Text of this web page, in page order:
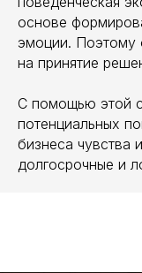
основе
эмоции. Поэтому
на принятие
С помощью этой
потенциальных
бизнеса чувства
долгосрочные и